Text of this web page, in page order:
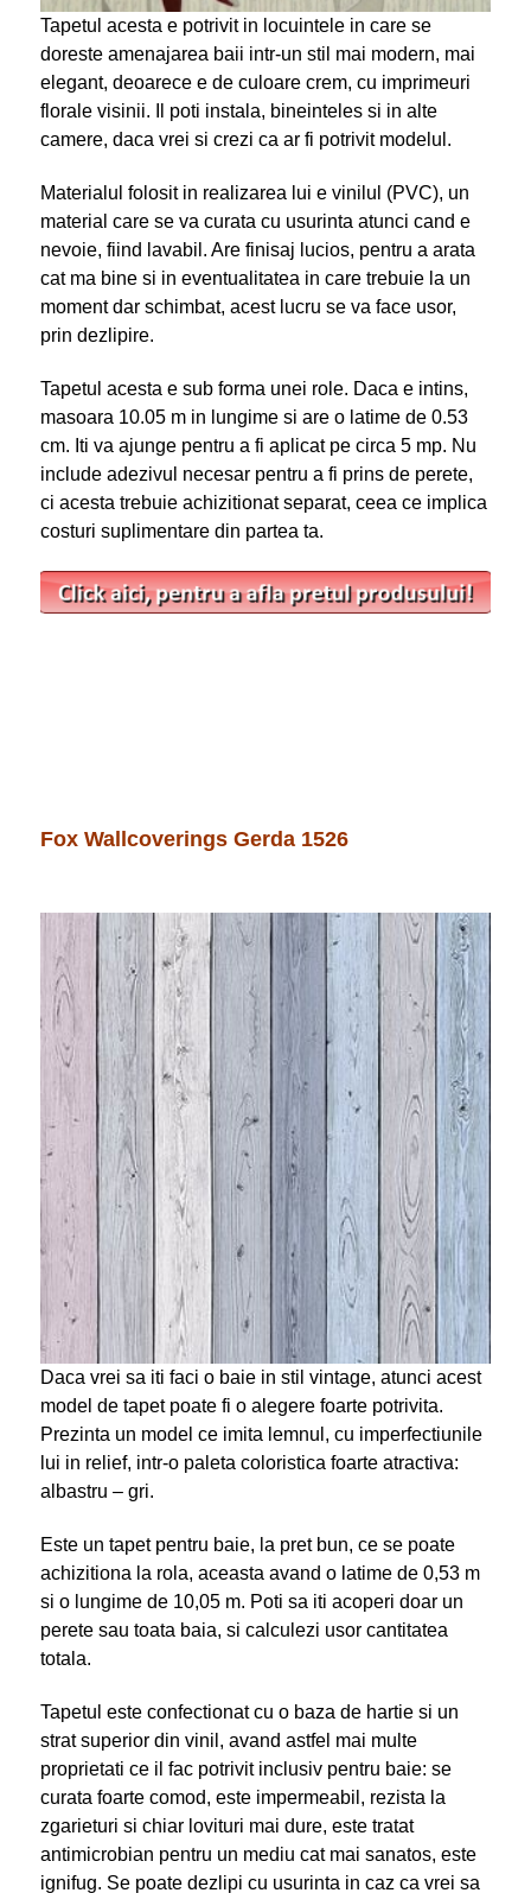
Tapetul acesta e potrivit in locuintele in care se
doreste amenajarea baii intr-un stil mai modern, mai
elegant, deoarece e de culoare crem, cu imprimeuri
florale visinii. Il poti instala, bineinteles si in alte
camere, daca vrei si crezi ca ar fi potrivit modelul.
Materialul folosit in realizarea lui e vinilul (PVC), un
material care se va curata cu usurinta atunci cand e
nevoie, fiind lavabil. Are finisaj lucios, pentru a arata
cat ma bine si in eventualitatea in care trebuie la un
moment dar schimbat, acest lucru se va face usor,
prin dezlipire.
Tapetul acesta e sub forma unei role. Daca e intins,
masoara 10.05 m in lungime si are o latime de 0.53
cm. Iti va ajunge pentru a fi aplicat pe circa 5 mp. Nu
include adezivul necesar pentru a fi prins de perete,
ci acesta trebuie achizitionat separat, ceea ce implica
costuri suplimentare din partea ta.
Fox Wallcoverings Gerda 1526
Daca vrei sa iti faci o baie in stil vintage, atunci acest
model de tapet poate fi o alegere foarte potrivita.
Prezinta un model ce imita lemnul, cu imperfectiunile
lui in relief, intr-o paleta coloristica foarte atractiva:
albastru – gri.
Este un tapet pentru baie, la pret bun, ce se poate
achizitiona la rola, aceasta avand o latime de 0,53 m
si o lungime de 10,05 m. Poti sa iti acoperi doar un
perete sau toata baia, si calculezi usor cantitatea
totala.
Tapetul este confectionat cu o baza de hartie si un
strat superior din vinil, avand astfel mai multe
proprietati ce il fac potrivit inclusiv pentru baie: se
curata foarte comod, este impermeabil, rezista la
zgarieturi si chiar lovituri mai dure, este tratat
antimicrobian pentru un mediu cat mai sanatos, este
ignifug. Se poate dezlipi cu usurinta in caz ca vrei sa